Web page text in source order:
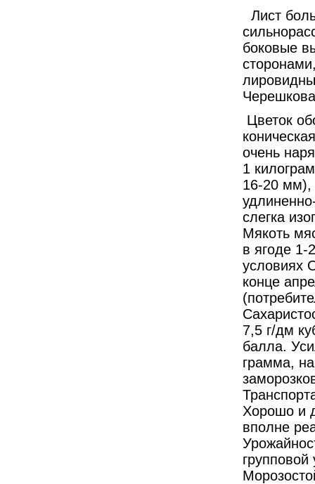
Лист
боковые
Цветок
очень
1
16-20 мм),
слегка
Мякоть
в ягоде 1-
условиях
конце
7,5 г/дм
балла.
грамма,
Хорошо и
вполне